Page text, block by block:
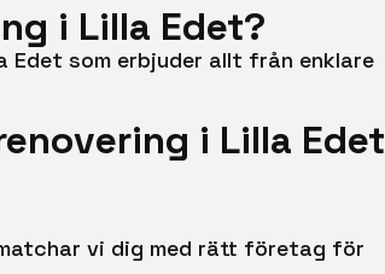
i Lilla Edet?
som erbjuder allt från enklare
i Lilla Edet
vi dig med rätt företag för